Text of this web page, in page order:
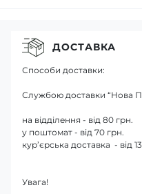
ДОСТАВКА
Способи доставки:
Службою доставки “Нова
на відділення - від 80 грн.
у поштомат - від 70 грн.
кур’єрська доставка - від
Увага!